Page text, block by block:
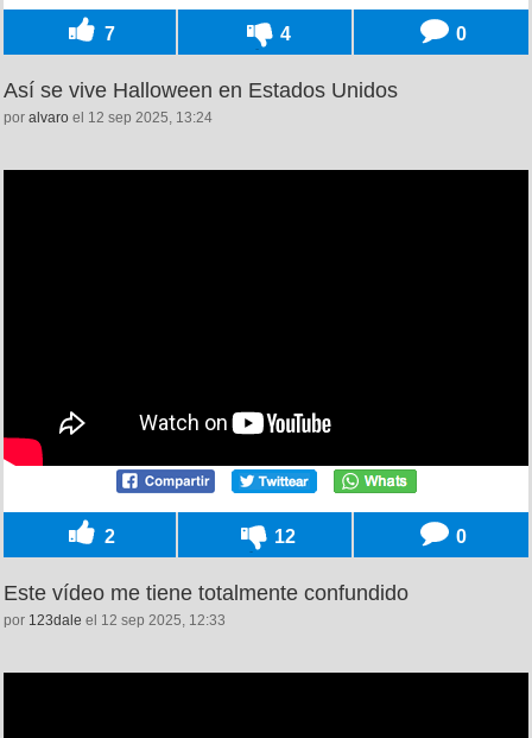
7 4 0
Así se vive Halloween en Estados Unidos
por alvaro el 12 sep 2025, 13:24
2 12 0
Este vídeo me tiene totalmente confundido
por 123dale el 12 sep 2025, 12:33